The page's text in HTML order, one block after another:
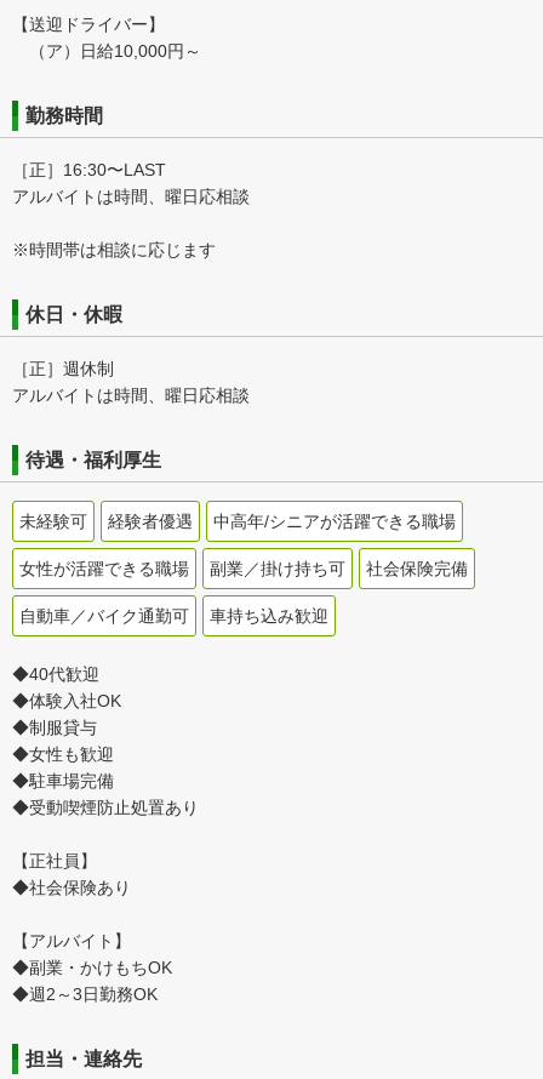
【送迎ドライバー】
（ア）日給10,000円～
勤務時間
［正］16:30〜LAST
アルバイトは時間、曜日応相談
※時間帯は相談に応じます
休日・休暇
［正］週休制
アルバイトは時間、曜日応相談
待遇・福利厚生
未経験可 経験者優遇 中高年/シニアが活躍できる職場
女性が活躍できる職場 副業／掛け持ち可 社会保険完備
自動車／バイク通勤可 車持ち込み歓迎
◆40代歓迎
◆体験入社OK
◆制服貸与
◆女性も歓迎
◆駐車場完備
◆受動喫煙防止処置あり
【正社員】
◆社会保険あり
【アルバイト】
◆副業・かけもちOK
◆週2～3日勤務OK
担当・連絡先